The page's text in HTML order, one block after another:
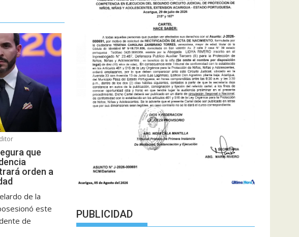
que
orden a
de la
este
de
PUBLICIDAD